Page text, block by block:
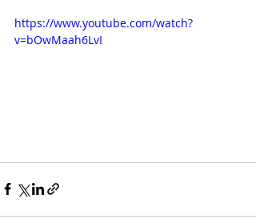
https://www.youtube.com/watch?
v=bOwMaah6LvI